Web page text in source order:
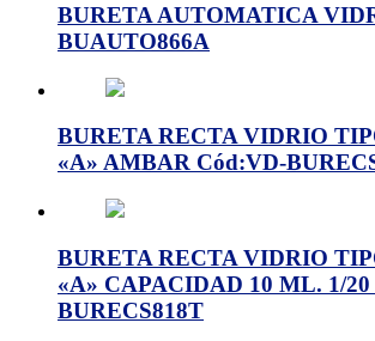
BURETA AUTOMATICA
BUAUTO866A
BURETA RECTA VIDRIO
«A» AMBAR Cód:VD-
BURETA RECTA VIDRIO
«A» CAPACIDAD 10 ML. 1/
BURECS818T